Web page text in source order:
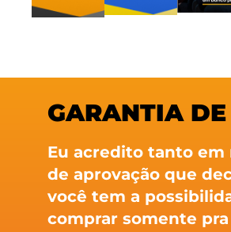
GARANTIA
Eu acredito tanto em
de aprovação que
você tem a
comprar somente